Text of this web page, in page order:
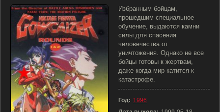
Избранным бойцам,
прошедшим специальное
обучение, выдаются камни
силы для спасения
человечества от
уничтожения. Однако не все
бойцы готовы к жертвам,
даже когда мир катится к
катастрофе.
Год: 1996